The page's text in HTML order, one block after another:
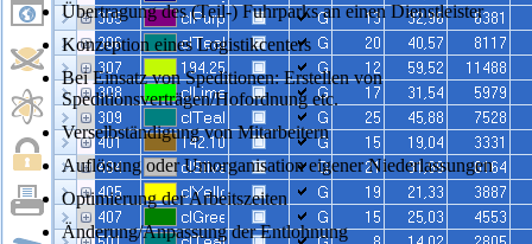
Übertragung des (Teil-) Fuhrparks an einen Dienstleister
Konzeption eines Logistikcenters
Bei Einsatz von Speditionen: Erstellen von
Speditionsverträgen/Hofordnung etc.
Verselbständigung von Mitarbeitern
Auflösung oder Umorganisation eigener Niederlassungen
Optimierung der Arbeitszeiten
Änderung/Anpassung der Entlohnung